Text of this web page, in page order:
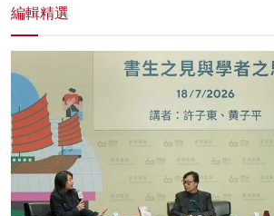
編輯精選